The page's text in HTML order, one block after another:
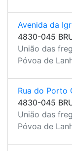
Avenida da
4830-045
União das
Póvoa de
Rua do Porto
4830-045
União das
Póvoa de